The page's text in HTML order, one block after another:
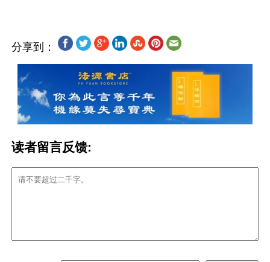
分享到：
读者留言反馈: